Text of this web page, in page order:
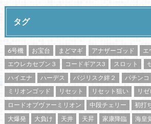
タグ
6号機 お宝台 まどマギ アナザーゴッド
エ
エウレカセブン３
コードギアス3 スロット
ハイエナ
ハーデス バジリスク絆２ パチンコ
ミリオンゴッド
リセット リセット狙い
リゼ
ロードオブヴァーミリオン
中段チェリー 初打
大爆発
大負け 天井 天昇 家康降臨 海皇